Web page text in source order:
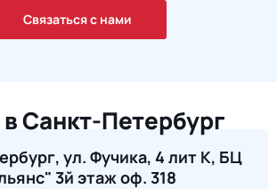
Связаться с нами
Санкт-Петербург
ул. Фучика, 4 лит К, БЦ
3й этаж оф. 318